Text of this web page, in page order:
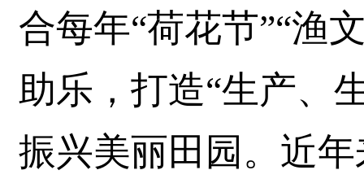
合每年“荷花节”“渔
助乐，打造“生产、
振兴美丽田园。近